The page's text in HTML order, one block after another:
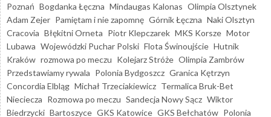
Poznań Bogdanka Łęczna Mindaugas Kalonas Olimpia Olsztynek
Adam Zejer Pamiętam i nie zapomnę Górnik Łęczna Naki Olsztyn
Cracovia Błękitni Orneta Piotr Klepczarek MKS Korsze Motor
Lubawa Wojewódzki Puchar Polski Flota Świnoujście Hutnik
Kraków rozmowa po meczu Kolejarz Stróże Olimpia Zambrów
Przedstawiamy rywala Polonia Bydgoszcz Granica Kętrzyn
Concordia Elbląg Michał Trzeciakiewicz Termalica Bruk-Bet
Nieciecza Rozmowa po meczu Sandecja Nowy Sącz Wiktor
Biedrzycki Bartoszyce GKS Katowice GKS Bełchatów Polonia